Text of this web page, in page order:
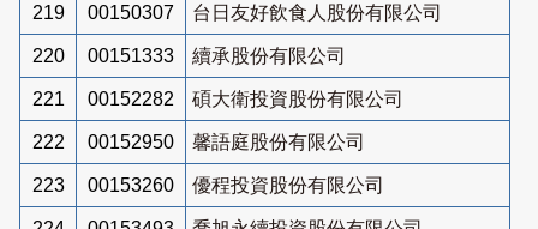
219 00150307 台日友好飲食人股份有限公司
220 00151333 續承股份有限公司
221 00152282 碩大衛投資股份有限公司
222 00152950 馨語庭股份有限公司
223 00153260 優程投資股份有限公司